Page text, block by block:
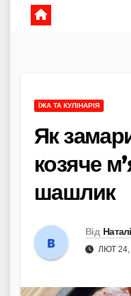
ЇЖА ТА КУЛІНАРІЯ
Як
козяче
шашлик
Від
ЛЮТ 24,